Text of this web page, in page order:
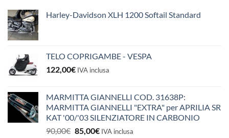
Harley-Davidson XLH 1200 Softail Standard
TELO COPRIGAMBE - VESPA
122,00€ IVA inclusa
MARMITTA GIANNELLI COD. 31638P:
MARMITTA GIANNELLI "EXTRA" per APRILIA SR
KAT '00/'03 SILENZIATORE IN CARBONIO
90,00€ Il
85,00€IlIVA inclusa